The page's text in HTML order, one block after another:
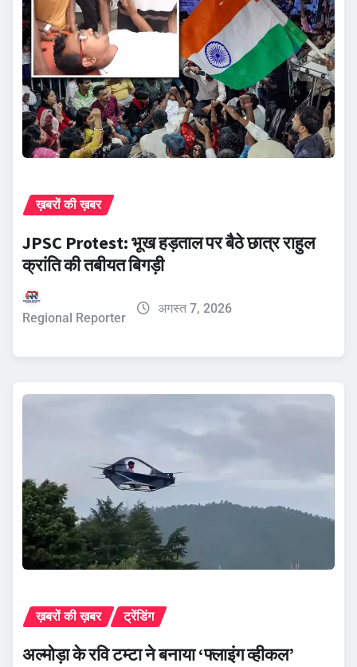
ख़बरों की ख़बर
JPSC Protest: भूख हड़ताल पर बैठे छात्र राहुल
क्रांति की तबीयत बिगड़ी
Regional Reporter
अगस्त 7, 2026
ख़बरों की ख़बर ट्रेंडिंग
अल्मोड़ा के रवि टम्टा ने बनाया ‘फ्लाइंग व्हीकल’